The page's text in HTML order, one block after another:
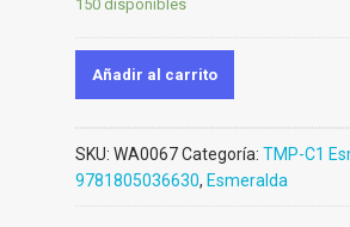
150 disponibles
Añadir al carrito
SKU: WA0067Categoría: TMP-C1
9781805036630, Esmeralda